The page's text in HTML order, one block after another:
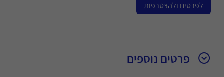
לפרטים ולהצטרפות
פרטים נוספים